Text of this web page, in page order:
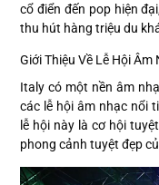
cổ điển đến pop hiện
thu hút hàng triệu du
Giới Thiệu Về Lễ Hội Âm
Italy có một nền âm
các lễ hội âm nhạc nổi
lễ hội này là cơ hội
phong cảnh tuyệt đẹp